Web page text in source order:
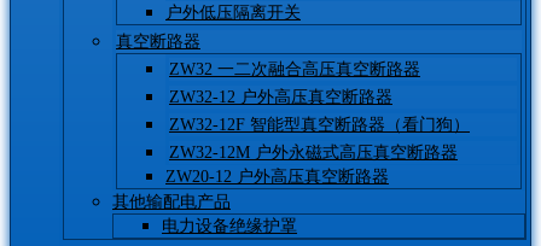
户外低压隔离开关
真空断路器
ZW32 一二次融合高压真空断路器
ZW32-12 户外高压真空断路器
ZW32-12F 智能型真空断路器（看门狗）
ZW32-12M 户外永磁式高压真空断路器
ZW20-12 户外高压真空断路器
其他输配电产品
电力设备绝缘护罩